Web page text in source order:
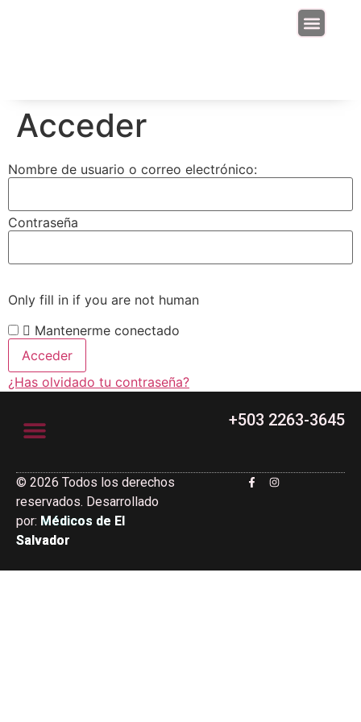
Acceder
Nombre de usuario o correo electrónico:
Contraseña
Only fill in if you are not human
Mantenerme conectado
¿Has olvidado tu contraseña?
+503 2263-3645
© 2026 Todos los derechos
reservados. Desarrollado
por: Médicos de El
Salvador